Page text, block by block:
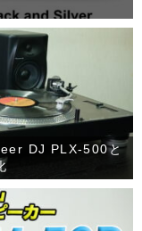
DJ PLX-500と